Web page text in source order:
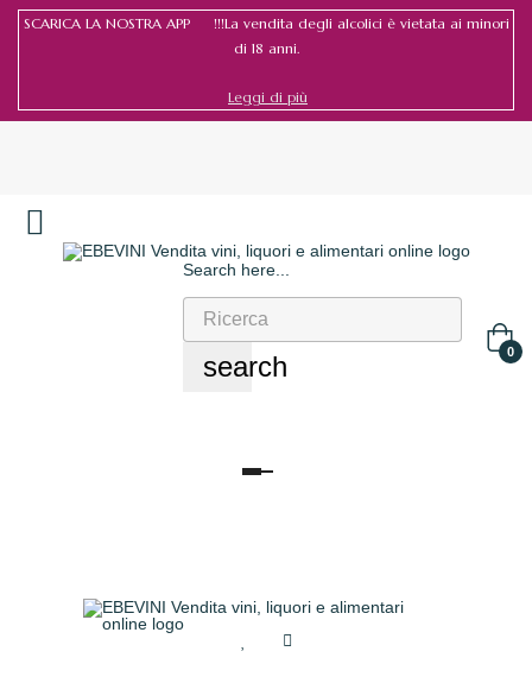
SCARICA LA NOSTRA APP !!!La vendita degli alcolici è vietata ai minori
di 18 anni.
Leggi di più
Search here...
search 0
navigazione